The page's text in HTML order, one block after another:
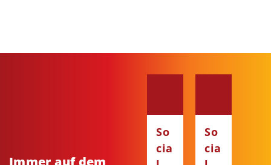
Immer auf dem
So
cia
So
cia